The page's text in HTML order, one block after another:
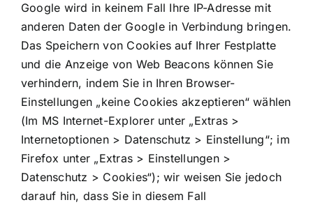
Google wird in keinem Fall Ihre IP-Adresse mit
anderen Daten der Google in Verbindung bringen.
Das Speichern von Cookies auf Ihrer Festplatte
und die Anzeige von Web Beacons können Sie
verhindern, indem Sie in Ihren Browser-
Einstellungen „keine Cookies akzeptieren“ wählen
(Im MS Internet-Explorer unter „Extras >
Internetoptionen > Datenschutz > Einstellung“; im
Firefox unter „Extras > Einstellungen >
Datenschutz > Cookies“); wir weisen Sie jedoch
darauf hin, dass Sie in diesem Fall